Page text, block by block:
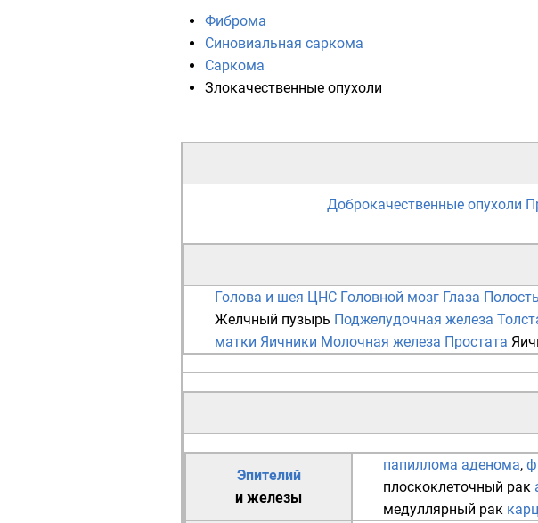
Фиброма
Синовиальная саркома
Саркома
Злокачественные опухоли
Доброкачественные опухоли
Голова и шея ЦНС Головной мозг Глаза
Желчный пузырь Поджелудочная железа
матки Яичники Молочная железа Простата
Эпителий
и железы
папиллома аденома,
плоскоклеточный рак
медуллярный рак